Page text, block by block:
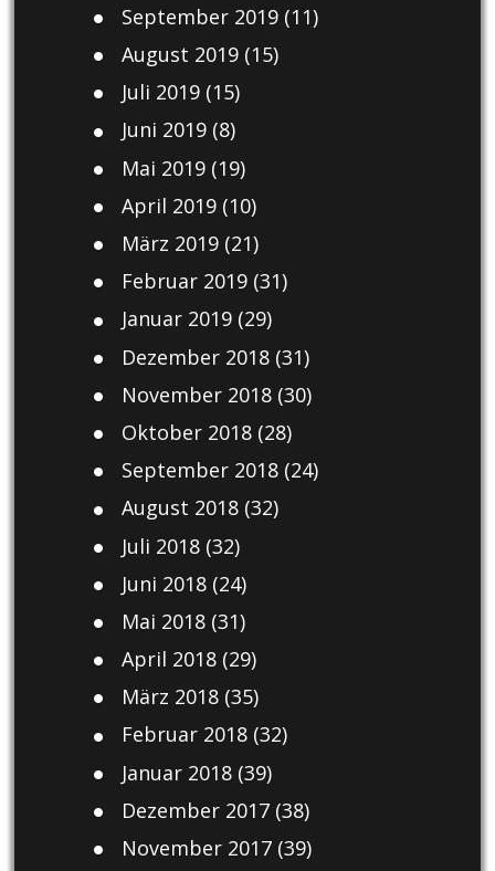
September 2019(11)
August 2019(15)
Juli 2019(15)
Juni 2019(8)
Mai 2019(19)
April 2019(10)
März 2019(21)
Februar 2019(31)
Januar 2019(29)
Dezember 2018(31)
November 2018(30)
Oktober 2018(28)
September 2018(24)
August 2018(32)
Juli 2018(32)
Juni 2018(24)
Mai 2018(31)
April 2018(29)
März 2018(35)
Februar 2018(32)
Januar 2018(39)
Dezember 2017(38)
November 2017(39)